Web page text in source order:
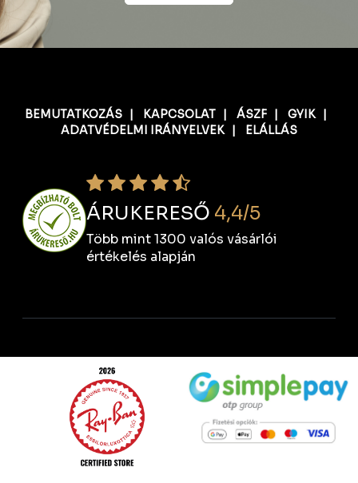
BEMUTATKOZÁS| KAPCSOLAT| ÁSZF| GYIK|
ADATVÉDELMI IRÁNYELVEK| ELÁLLÁS
ÁRUKERESŐ 4,4/5
Több mint 1300 valós vásárlói
értékelés alapján